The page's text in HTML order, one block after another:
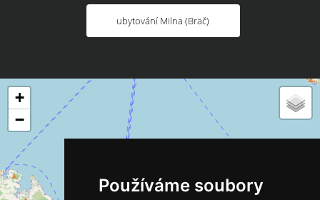
Používáme soubory
ubytování Milna (Brač)
+
−